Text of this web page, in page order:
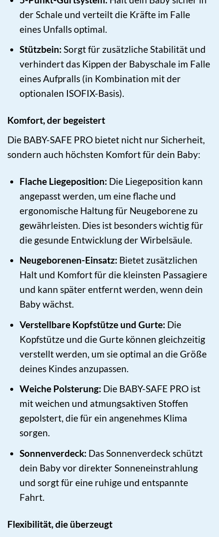
der Schale und verteilt die Kräfte im Falle
eines Unfalls optimal.
Stützbein: Sorgt für zusätzliche Stabilität und
verhindert das Kippen der Babyschale im Falle
eines Aufpralls (in Kombination mit der
optionalen ISOFIX-Basis).
Komfort, der begeistert
Die BABY-SAFE PRO bietet nicht nur Sicherheit,
sondern auch höchsten Komfort für dein Baby:
Flache Liegeposition: Die Liegeposition kann
angepasst werden, um eine flache und
ergonomische Haltung für Neugeborene zu
gewährleisten. Dies ist besonders wichtig für
die gesunde Entwicklung der Wirbelsäule.
Neugeborenen-Einsatz: Bietet zusätzlichen
Halt und Komfort für die kleinsten Passagiere
und kann später entfernt werden, wenn dein
Baby wächst.
Verstellbare Kopfstütze und Gurte: Die
Kopfstütze und die Gurte können gleichzeitig
verstellt werden, um sie optimal an die Größe
deines Kindes anzupassen.
Weiche Polsterung: Die BABY-SAFE PRO ist
mit weichen und atmungsaktiven Stoffen
gepolstert, die für ein angenehmes Klima
sorgen.
Sonnenverdeck: Das Sonnenverdeck schützt
dein Baby vor direkter Sonneneinstrahlung
und sorgt für eine ruhige und entspannte
Fahrt.
Flexibilität, die überzeugt